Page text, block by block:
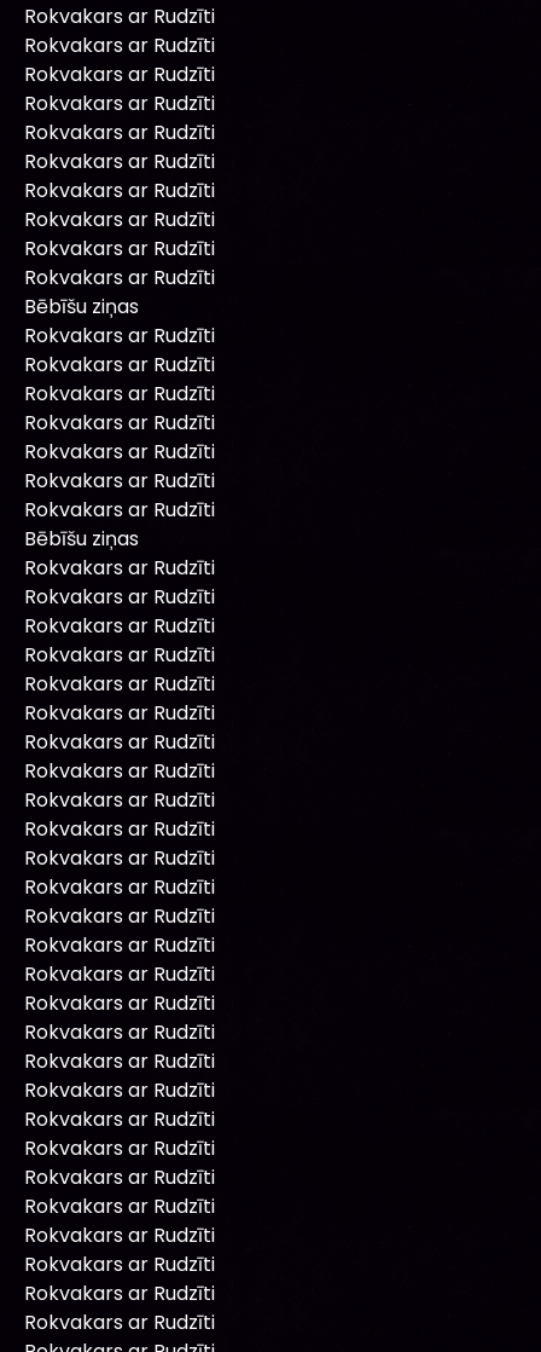
Rokvakars ar Rudzīti
Rokvakars ar Rudzīti
Rokvakars ar Rudzīti
Rokvakars ar Rudzīti
Rokvakars ar Rudzīti
Rokvakars ar Rudzīti
Rokvakars ar Rudzīti
Rokvakars ar Rudzīti
Rokvakars ar Rudzīti
Rokvakars ar Rudzīti
Bēbīšu ziņas
Rokvakars ar Rudzīti
Rokvakars ar Rudzīti
Rokvakars ar Rudzīti
Rokvakars ar Rudzīti
Rokvakars ar Rudzīti
Rokvakars ar Rudzīti
Rokvakars ar Rudzīti
Bēbīšu ziņas
Rokvakars ar Rudzīti
Rokvakars ar Rudzīti
Rokvakars ar Rudzīti
Rokvakars ar Rudzīti
Rokvakars ar Rudzīti
Rokvakars ar Rudzīti
Rokvakars ar Rudzīti
Rokvakars ar Rudzīti
Rokvakars ar Rudzīti
Rokvakars ar Rudzīti
Rokvakars ar Rudzīti
Rokvakars ar Rudzīti
Rokvakars ar Rudzīti
Rokvakars ar Rudzīti
Rokvakars ar Rudzīti
Rokvakars ar Rudzīti
Rokvakars ar Rudzīti
Rokvakars ar Rudzīti
Rokvakars ar Rudzīti
Rokvakars ar Rudzīti
Rokvakars ar Rudzīti
Rokvakars ar Rudzīti
Rokvakars ar Rudzīti
Rokvakars ar Rudzīti
Rokvakars ar Rudzīti
Rokvakars ar Rudzīti
Rokvakars ar Rudzīti